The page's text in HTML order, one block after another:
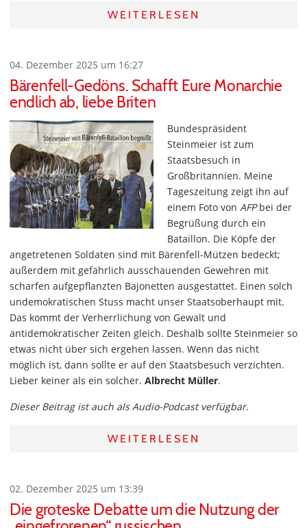
WEITERLESEN
04. Dezember 2025 um 16:27
Bärenfell-Gedöns. Schafft Eure Monarchie
endlich ab, liebe Briten
Bundespräsident
Steinmeier ist zum
Staatsbesuch in
Großbritannien. Meine
Tageszeitung zeigt ihn auf
einem Foto von AFPbei der
Begrüßung durch ein
Bataillon. Die Köpfe der
angetretenen Soldaten sind mit Bärenfell-Mützen bedeckt;
außerdem mit gefährlich ausschauenden Gewehren mit
scharfen aufgepflanzten Bajonetten ausgestattet. Einen solch
undemokratischen Stuss macht unser Staatsoberhaupt mit.
Das kommt der Verherrlichung von Gewalt und
antidemokratischer Zeiten gleich. Deshalb sollte Steinmeier so
etwas nicht über sich ergehen lassen. Wenn das nicht
möglich ist, dann sollte er auf den Staatsbesuch verzichten.
Lieber keiner als ein solcher. Albrecht Müller.
Dieser Beitrag ist auch als Audio-Podcast verfügbar.
WEITERLESEN
02. Dezember 2025 um 13:39
Die groteske Debatte um die Nutzung der